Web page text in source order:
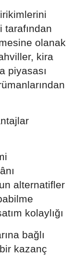
olanak
kira
piyasası
alternatifler
kolaylığı
bağlı
kazanç